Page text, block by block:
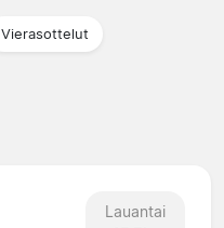
Vierasottelut
Lauantai